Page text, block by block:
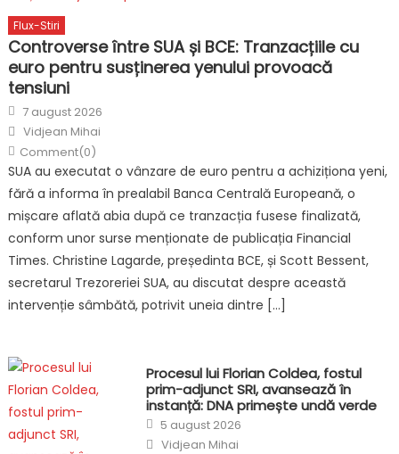
Flux-Stiri
Controverse între SUA și BCE: Tranzacțiile cu
euro pentru susținerea yenului provoacă
tensiuni
Posted
on
7 august 2026
Author
Vidjean Mihai
Comment(0)
SUA au executat o vânzare de euro pentru a achiziționa yeni,
fără a informa în prealabil Banca Centrală Europeană, o
mișcare aflată abia după ce tranzacția fusese finalizată,
conform unor surse menționate de publicația Financial
Times. Christine Lagarde, președinta BCE, și Scott Bessent,
secretarul Trezoreriei SUA, au discutat despre această
intervenție sâmbătă, potrivit uneia dintre […]
Procesul lui Florian Coldea, fostul
prim-adjunct SRI, avansează în
instanță: DNA primește undă verde
Posted
on
5 august 2026
Author
Vidjean Mihai